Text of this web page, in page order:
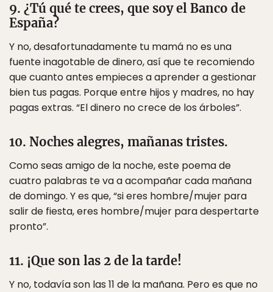
9. ¿Tú qué te crees, que soy el Banco de
España?
Y no, desafortunadamente tu mamá no es una
fuente inagotable de dinero, así que te recomiendo
que cuanto antes empieces a aprender a gestionar
bien tus pagas. Porque entre hijos y madres, no hay
pagas extras. “El dinero no crece de los árboles”.
10. Noches alegres, mañanas tristes.
Como seas amigo de la noche, este poema de
cuatro palabras te va a acompañar cada mañana
de domingo. Y es que, “si eres hombre/mujer para
salir de fiesta, eres hombre/mujer para despertarte
pronto”.
11. ¡Que son las 2 de la tarde!
Y no, todavía son las 11 de la mañana. Pero es que no